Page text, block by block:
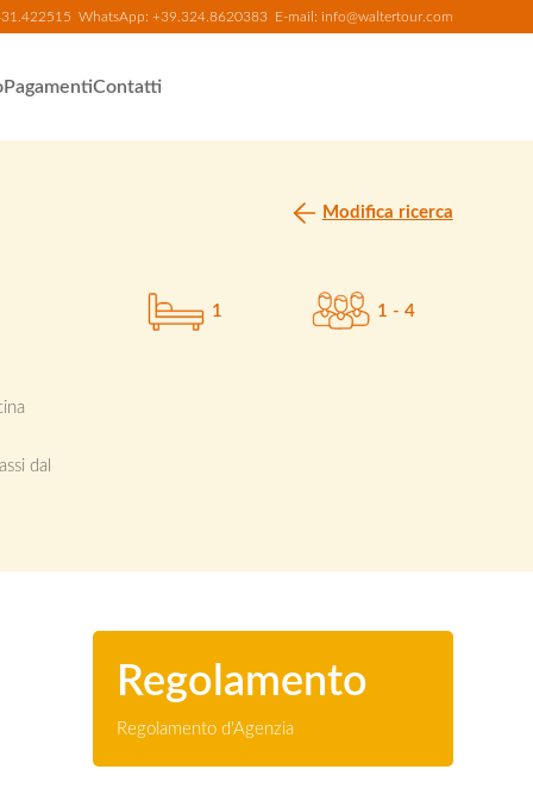
WhatsApp: +39.324.8620383E-mail: info@waltertour.com
PagamentiContatti
dal
1 1 - 4
Modifica ricerca
Regolamento
Regolamento d'Agenzia